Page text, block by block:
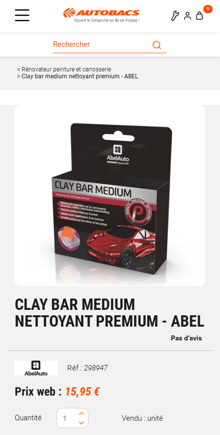
0
Rénovateur peinture et carrosserie
Clay bar medium nettoyant premium - ABEL
CLAY BAR MEDIUM
NETTOYANT PREMIUM - ABEL
Marque Réf : 298947
Prix web : 15,95 €
Quantité Vendu : unité